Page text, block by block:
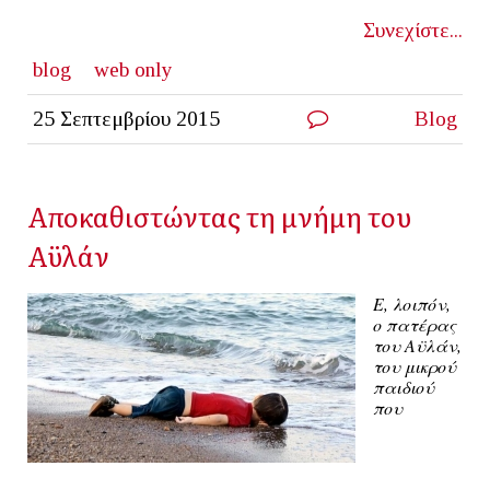
Συνεχίστε...
blog
web only
25 Σεπτεμβρίου 2015 Blog
Αποκαθιστώντας τη μνήμη του
Αϋλάν
E, λοιπόν,
ο πατέρας
του Αϋλάν,
του μικρού
παιδιού
που